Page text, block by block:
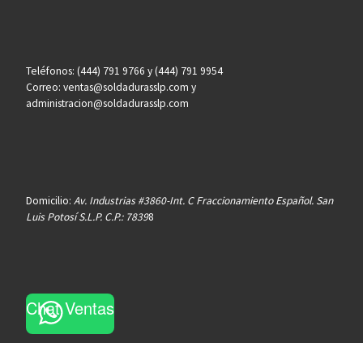
Teléfonos: (444) 791 9766 y (444) 791 9954
Correo: ventas@soldadurasslp.com y
administracion@soldadurasslp.com
Domicilio: Av. Industrias #3860-Int. C Fraccionamiento Español. San
Luis Potosí S.L.P. C.P.: 78398
Chat Ventas